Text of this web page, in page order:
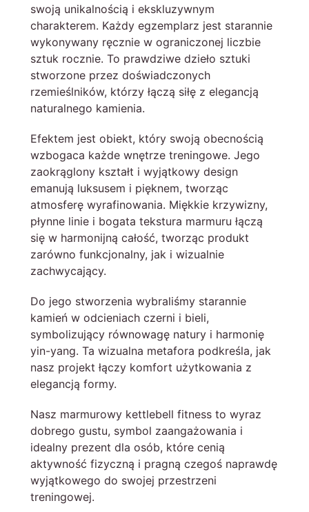
swoją unikalnością i ekskluzywnym
charakterem. Każdy egzemplarz jest starannie
wykonywany ręcznie w ograniczonej liczbie
sztuk rocznie. To prawdziwe dzieło sztuki
stworzone przez doświadczonych
rzemieślników, którzy łączą siłę z elegancją
naturalnego kamienia.
Efektem jest obiekt, który swoją obecnością
wzbogaca każde wnętrze treningowe. Jego
zaokrąglony kształt i wyjątkowy design
emanują luksusem i pięknem, tworząc
atmosferę wyrafinowania. Miękkie krzywizny,
płynne linie i bogata tekstura marmuru łączą
się w harmonijną całość, tworząc produkt
zarówno funkcjonalny, jak i wizualnie
zachwycający.
Do jego stworzenia wybraliśmy starannie
kamień w odcieniach czerni i bieli,
symbolizujący równowagę natury i harmonię
yin-yang. Ta wizualna metafora podkreśla, jak
nasz projekt łączy komfort użytkowania z
elegancją formy.
Nasz marmurowy kettlebell fitness to wyraz
dobrego gustu, symbol zaangażowania i
idealny prezent dla osób, które cenią
aktywność fizyczną i pragną czegoś naprawdę
wyjątkowego do swojej przestrzeni
treningowej.